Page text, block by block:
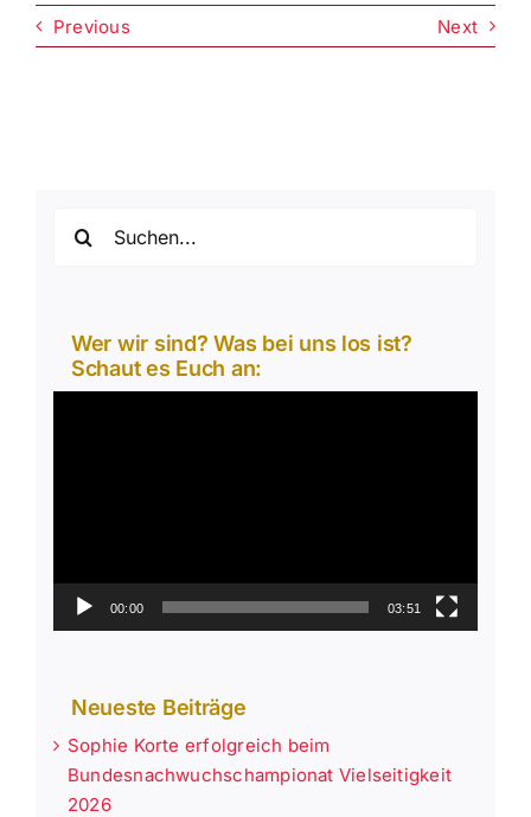
Previous Next
nach:
Wer wir sind? Was bei uns los ist?
Schaut es Euch an:
00:00 03:51
Neueste Beiträge
Sophie Korte erfolgreich beim
Bundesnachwuchschampionat Vielseitigkeit
2026